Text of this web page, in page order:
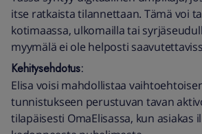
itse ratkaista tilannettaan. Tämä voi
kotimaassa, ulkomailla tai
myymälä ei ole helposti
Kehitysehdotus:
Elisa voisi mahdollistaa
tunnistukseen perustuvan tavan
tilapäisesti OmaElisassa, kun asiakas